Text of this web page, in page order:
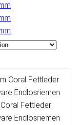
Fettleder
Endlosriemen